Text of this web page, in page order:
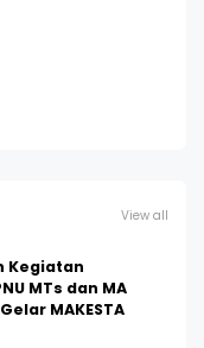
View all
Kegiatan
MTs dan MA
MAKESTA